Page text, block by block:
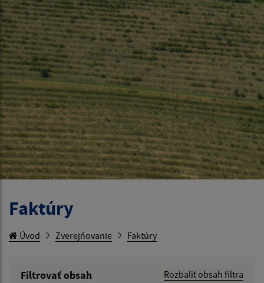
Faktúry
Úvod Zverejňovanie Faktúry
Filtrovať obsah
Rozbaliť obsah filtra